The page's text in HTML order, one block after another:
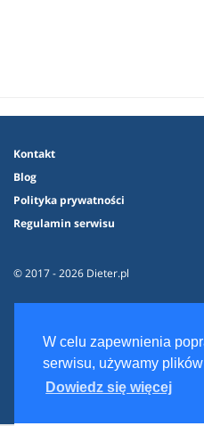
W celu zapewnienia
serwisu, używamy
Dowiedz się więcej
Kontakt
Blog
Polityka prywatności
Regulamin serwisu
© 2017 - 2026 Dieter.pl